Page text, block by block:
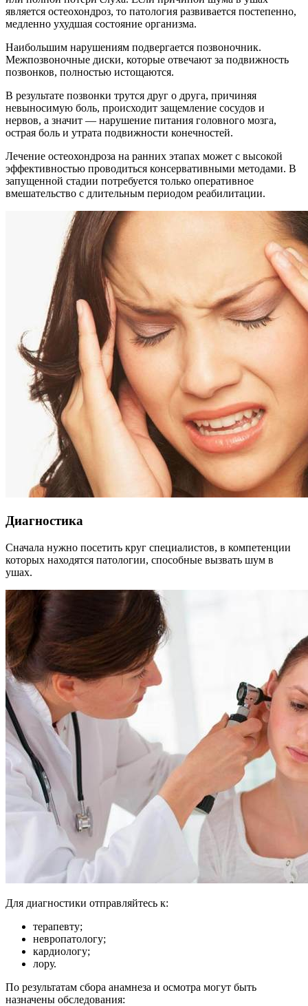
является остеохондроз, то патология развивается постепенно,
медленно ухудшая состояние организма.
Наибольшим нарушениям подвергается позвоночник.
Межпозвоночные диски, которые отвечают за подвижность
позвонков, полностью истощаются.
В результате позвонки трутся друг о друга, причиняя
невыносимую боль, происходит защемление сосудов и
нервов, а значит — нарушение питания головного мозга,
острая боль и утрата подвижности конечностей.
Лечение остеохондроза на ранних этапах может с высокой
эффективностью проводиться консервативными методами. В
запущенной стадии потребуется только оперативное
вмешательство с длительным периодом реабилитации.
Диагностика
Сначала нужно посетить круг специалистов, в компетенции
которых находятся патологии, способные вызвать шум в
ушах.
Для диагностики отправляйтесь к:
терапевту;
невропатологу;
кардиологу;
лору.
По результатам сбора анамнеза и осмотра могут быть
назначены обследования: